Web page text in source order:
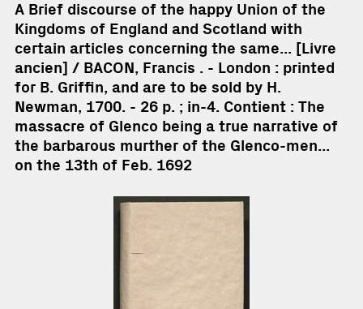
A Brief discourse of the happy Union of the
Kingdoms of England and Scotland with
certain articles concerning the same... [Livre
ancien] / BACON, Francis . - London : printed
for B. Griffin, and are to be sold by H.
Newman, 1700. - 26 p. ; in-4. Contient : The
massacre of Glenco being a true narrative of
the barbarous murther of the Glenco-men...
on the 13th of Feb. 1692